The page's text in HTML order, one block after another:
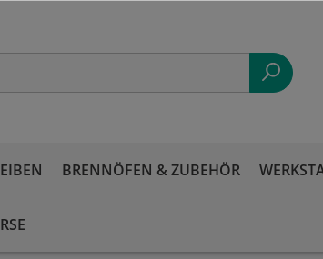
BRENNÖFEN & ZUBEHÖR